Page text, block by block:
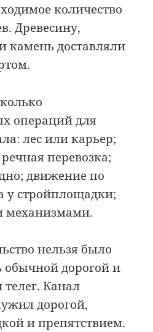
количество
Древесину,
камень доставляли
операций для
лес или карьер;
перевозка;
движение по
у стройплощадки;
механизмами.
нельзя было
обычной дорогой и
телег. Канал
дорогой,
и препятствием.